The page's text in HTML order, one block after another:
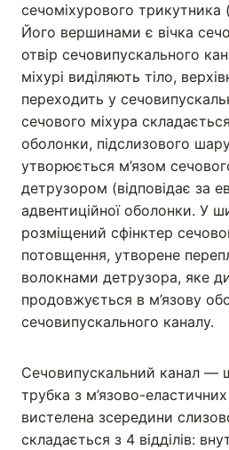
сечоміхурового
Його вершинами є вічка
отвір сечовипускального
міхурі виділяють тіло,
переходить у
сечового міхура
оболонки, підслизового
утворюється м’язом
детрузором (відповідає за
адвентиційної оболонки. У
розміщений сфінктер
потовщення, утворене
волокнами детрузора, яке
продовжується в м’язову
сечовипускального каналу.
Сечовипускальний канал —
трубка з м’язово-
вистелена зсередини
складається з 4 відділів: